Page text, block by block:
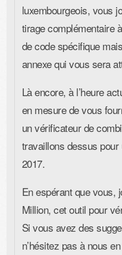
luxembourgeois, vous
tirage complémentaire
de code spécifique
annexe qui vous sera
Là encore, à l’heure
en mesure de vous
un vérificateur de
travaillons dessus pour
2017.
En espérant que vous,
Million, cet outil pour
Si vous avez des
n’hésitez pas à nous